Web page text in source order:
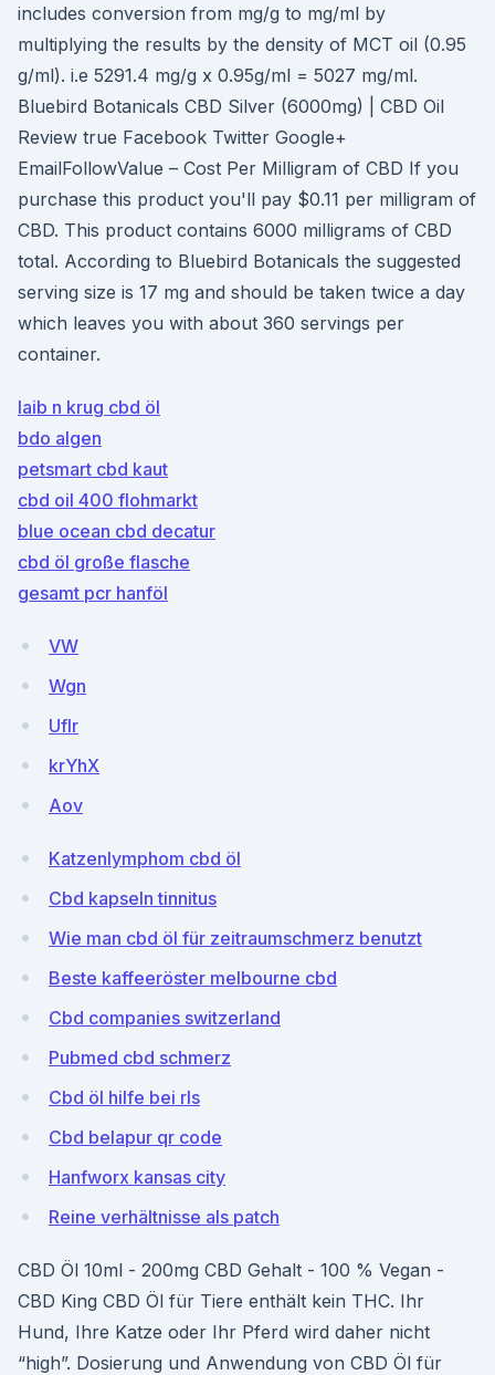
includes conversion from mg/g to mg/ml by
multiplying the results by the density of MCT oil (0.95
g/ml). i.e 5291.4 mg/g x 0.95g/ml = 5027 mg/ml.
Bluebird Botanicals CBD Silver (6000mg) | CBD Oil
Review true Facebook Twitter Google+
EmailFollowValue – Cost Per Milligram of CBD If you
purchase this product you'll pay $0.11 per milligram of
CBD. This product contains 6000 milligrams of CBD
total. According to Bluebird Botanicals the suggested
serving size is 17 mg and should be taken twice a day
which leaves you with about 360 servings per
container.
laib n krug cbd öl
bdo algen
petsmart cbd kaut
cbd oil 400 flohmarkt
blue ocean cbd decatur
cbd öl große flasche
gesamt pcr hanföl
VW
Wgn
Uflr
krYhX
Aov
Katzenlymphom cbd öl
Cbd kapseln tinnitus
Wie man cbd öl für zeitraumschmerz benutzt
Beste kaffeeröster melbourne cbd
Cbd companies switzerland
Pubmed cbd schmerz
Cbd öl hilfe bei rls
Cbd belapur qr code
Hanfworx kansas city
Reine verhältnisse als patch
CBD Öl 10ml - 200mg CBD Gehalt - 100 % Vegan -
CBD King CBD Öl für Tiere enthält kein THC. Ihr
Hund, Ihre Katze oder Ihr Pferd wird daher nicht
“high”. Dosierung und Anwendung von CBD Öl für